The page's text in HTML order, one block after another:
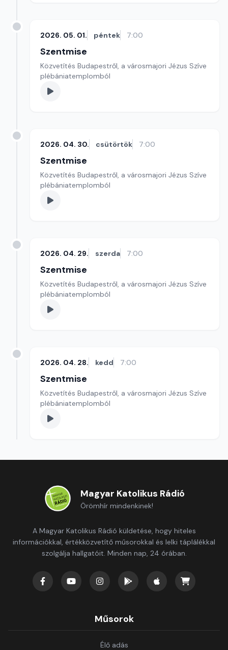
2026. 05. 01. péntek 7:00
Szentmise
Közvetítés Budapestről, a városmajori Jézus Szíve
plébániatemplomból
2026. 04. 30. csütörtök 7:00
Szentmise
Közvetítés Budapestről, a városmajori Jézus Szíve
plébániatemplomból
2026. 04. 29. szerda 7:00
Szentmise
Közvetítés Budapestről, a városmajori Jézus Szíve
plébániatemplomból
2026. 04. 28. kedd 7:00
Szentmise
Közvetítés Budapestről, a városmajori Jézus Szíve
plébániatemplomból
Magyar Katolikus Rádió
Örömhír mindenkinek!
A Magyar Katolikus Rádió küldetése, hogy hiteles
információkkal, értékközvetítő műsorokkal és lelki táplálékkal
szolgálja hallgatóit. Minden nap, 24 órában.
Műsorok
Élő adás